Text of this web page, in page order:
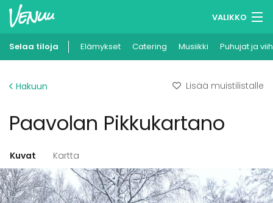
VALIKKO
Muistilistasi
Ilmoita kohteesi
Selaa tiloja Elämykset Catering Musiikki Puhujat ja
Hakuun Lisää muistilistalle
Paavolan Pikkukartano
Kuvat Kartta